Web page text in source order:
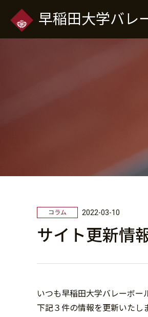
早稲田大学バレ
コラム 2022-03-10
サイト更新情
いつも早稲田大学バレーボー
下記３件の情報を更新いたし